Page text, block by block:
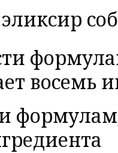
восемь